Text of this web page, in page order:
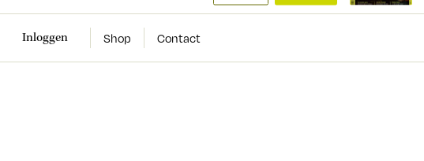
Inloggen Shop Contact